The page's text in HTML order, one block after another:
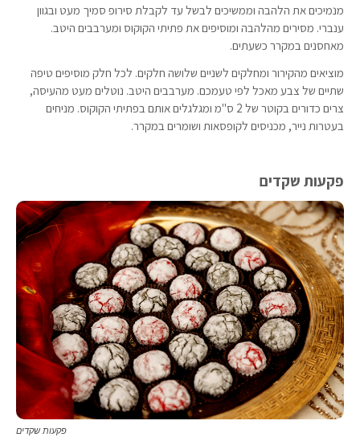
מנמיכים את הלהבה וממשיכים לבשל עד לקבלת סירופ סמיך מעט ובגוון
ענברי. מסירים מהלהבה ומוסיפים את פתיתי הקוקוס ומערבבים היטב.
מאחסנים במקרר כשעתים.
מוציאים מהקירור ומחלקים לשניים שלושה חלקים. לכל חלק מוסיפים טיפה
שתיים של צבע מאכל לפי טעמכם. מערבבים היטב. נוטלים מעט מהעיסה,
צרים כדורים בקוטר של 2 ס"מ ומגלגלים אותם בפתיתי הקוקוס. מניחים
בעטרות נייר, מכניסים לקופסאות ושומרים במקרר.
פקעות שקדים
פקעות שקדים